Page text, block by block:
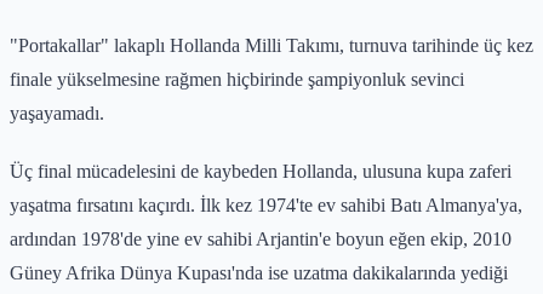
"Portakallar" lakaplı Hollanda Milli Takımı, turnuva tarihinde üç kez
finale yükselmesine rağmen hiçbirinde şampiyonluk sevinci
yaşayamadı.
Üç final mücadelesini de kaybeden Hollanda, ulusuna kupa zaferi
yaşatma fırsatını kaçırdı. İlk kez 1974'te ev sahibi Batı Almanya'ya,
ardından 1978'de yine ev sahibi Arjantin'e boyun eğen ekip, 2010
Güney Afrika Dünya Kupası'nda ise uzatma dakikalarında yediği